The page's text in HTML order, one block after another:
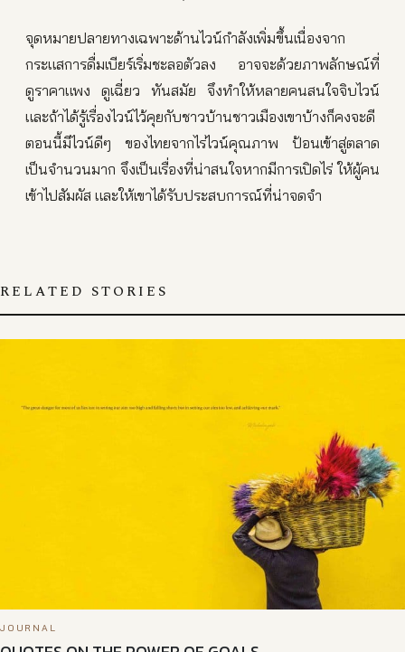
จุดหมายปลายทางเฉพาะด้านไวน์กำลังเพิ่มขึ้นเนื่องจาก
กระแสการดื่มเบียร์เริ่มชะลอตัวลง อาจจะด้วยภาพลักษณ์ที่
ดูราคาแพง ดูเฉี่ยว ทันสมัย จึงทำให้หลายคนสนใจจิบไวน์
และถ้าได้รู้เรื่องไวน์ไว้คุยกับชาวบ้านชาวเมืองเขาบ้างก็คงจะดี
ตอนนี้มีไวน์ดีๆ ของไทยจากไร่ไวน์คุณภาพ ป้อนเข้าสู่ตลาด
เป็นจำนวนมาก จึงเป็นเรื่องที่น่าสนใจหากมีการเปิดไร่ ให้ผู้คน
เข้าไปสัมผัส และให้เขาได้รับประสบการณ์ที่น่าจดจำ
RELATED STORIES
JOURNAL